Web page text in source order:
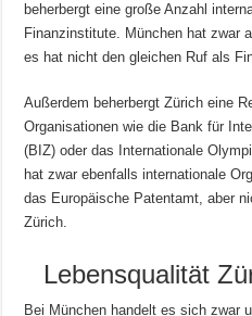
beherbergt eine große Anzahl
Finanzinstitute. München hat zwar
es hat nicht den gleichen Ruf als
Außerdem beherbergt Zürich eine
Organisationen wie die Bank für
(BIZ) oder das Internationale
hat zwar ebenfalls internationale
das Europäische Patentamt, aber
Zürich.
Lebensqualität
Bei München handelt es sich zwar